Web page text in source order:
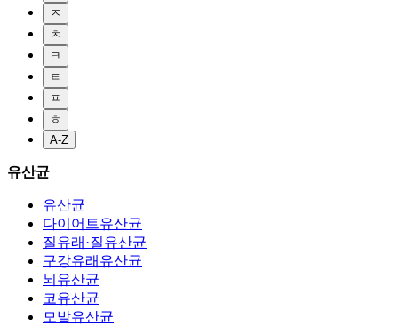
ㅈ
ㅊ
ㅋ
ㅌ
ㅍ
ㅎ
A-Z
유산균
유산균
다이어트유산균
질유래·질유산균
구강유래유산균
뇌유산균
코유산균
모발유산균